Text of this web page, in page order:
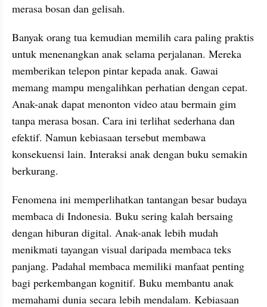
merasa bosan dan gelisah.
Banyak orang tua kemudian memilih cara paling praktis
untuk menenangkan anak selama perjalanan. Mereka
memberikan telepon pintar kepada anak. Gawai
memang mampu mengalihkan perhatian dengan cepat.
Anak-anak dapat menonton video atau bermain gim
tanpa merasa bosan. Cara ini terlihat sederhana dan
efektif. Namun kebiasaan tersebut membawa
konsekuensi lain. Interaksi anak dengan buku semakin
berkurang.
Fenomena ini memperlihatkan tantangan besar budaya
membaca di Indonesia. Buku sering kalah bersaing
dengan hiburan digital. Anak-anak lebih mudah
menikmati tayangan visual daripada membaca teks
panjang. Padahal membaca memiliki manfaat penting
bagi perkembangan kognitif. Buku membantu anak
memahami dunia secara lebih mendalam. Kebiasaan